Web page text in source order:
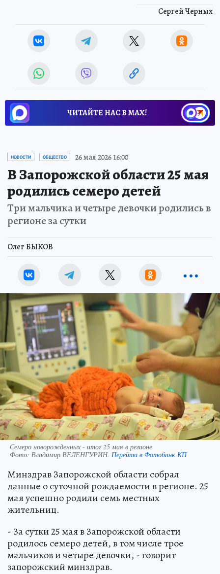
Сергей Черных
ЧИТАЙТЕ НАС В МАХ!
НОВОСТИ ОБЩЕСТВО 26 мая 2026 16:00
В Запорожской области 25 мая
родились семеро детей
Три мальчика и четыре девочки родились в
регионе за сутки
Олег БЫКОВ
Семеро новорожденных - итог 25 мая в регионе
Фото: Владимир ВЕЛЕНГУРИН. Перейти в Фотобанк КП
Минздрав Запорожской области собрал
данные о суточной рождаемости в регионе. 25
мая успешно родили семь местных
жительниц.
- За сутки 25 мая в Запорожской области
родилось семеро детей, в том числе трое
мальчиков и четыре девочки, - говорит
запорожский минздрав.